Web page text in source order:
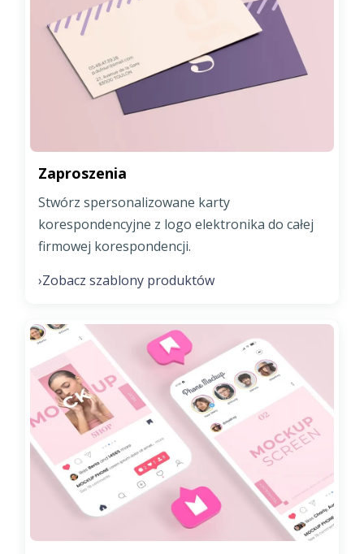
Zaproszenia
Stwórz spersonalizowane karty
korespondencyjne z logo elektronika do całej
firmowej korespondencji.
›Zobacz szablony produktów